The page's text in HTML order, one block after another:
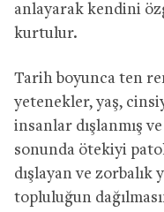
anlayarak kendini
kurtulur.
Tarih boyunca ten
yetenekler, yaş,
insanlar dışlanmış
sonunda ötekiyi
dışlayan ve
topluluğun